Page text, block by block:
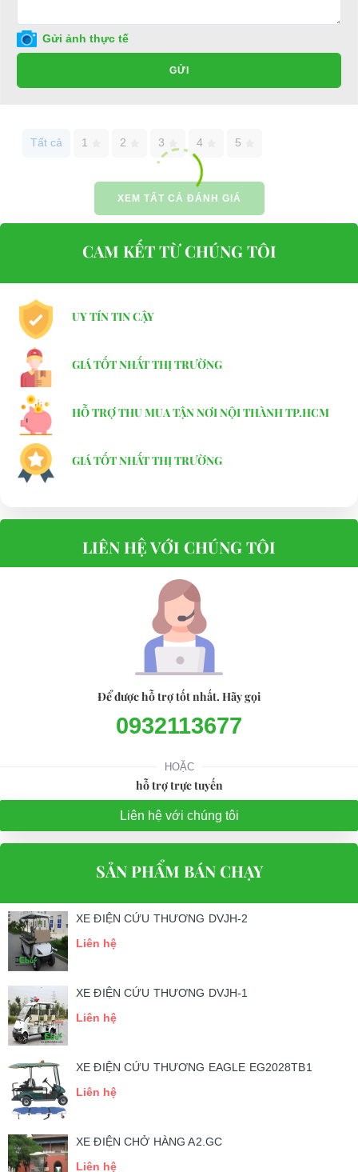
E-mail: phuhuynhkd@gmail.com
Gửi ảnh thực tế
GỬI
Tất cả 1 2 3 4 5
XEM TẤT CẢ ĐÁNH GIÁ
CAM KẾT TỪ CHÚNG TÔI
UY TÍN TIN CẬY
GIÁ TỐT NHẤT THỊ TRƯỜNG
HỖ TRỢ THU MUA TẬN NƠI NỘI THÀNH TP.HCM
GIÁ TỐT NHẤT THỊ TRƯỜNG
LIÊN HỆ VỚI CHÚNG TÔI
Để được hỗ trợ tốt nhất. Hãy gọi
0932113677
HOẶC
hỗ trợ trực tuyến
Liên hệ với chúng tôi
SẢN PHẨM BÁN CHẠY
XE ĐIỆN CỨU THƯƠNG DVJH-2
Liên hệ
XE ĐIỆN CỨU THƯƠNG DVJH-1
Liên hệ
XE ĐIỆN CỨU THƯƠNG EAGLE EG2028TB1
Liên hệ
XE ĐIỆN CHỞ HÀNG A2.GC
Liên hệ